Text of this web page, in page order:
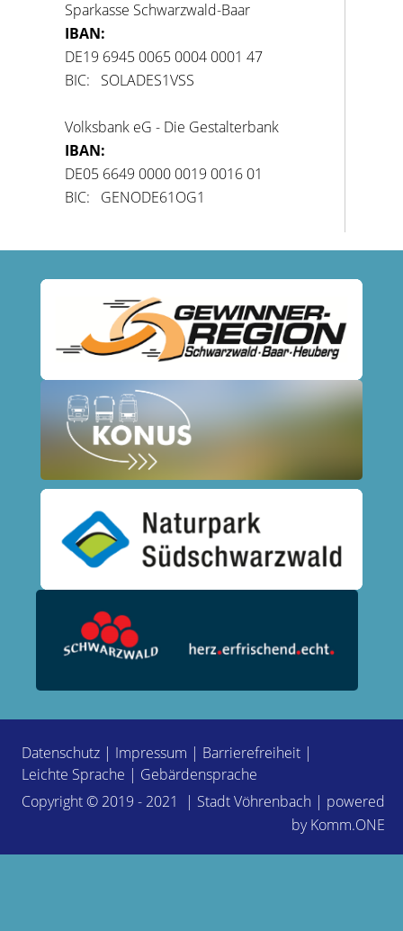
Sparkasse Schwarzwald-Baar
IBAN:
DE19 6945 0065 0004 0001 47
BIC: SOLADES1VSS
Volksbank eG - Die Gestalterbank
IBAN:
DE05 6649 0000 0019 0016 01
BIC: GENODE61OG1
Datenschutz | Impressum | Barrierefreiheit |
Leichte Sprache | Gebärdensprache
Copyright © 2019 - 2021 | Stadt Vöhrenbach | powered
byKomm.ONE